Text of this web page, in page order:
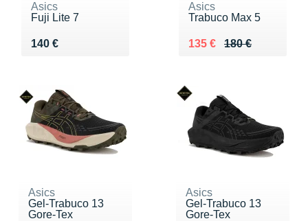
Asics
Fuji Lite 7
140 €
Vendu 140 €
Asics
Trabuco Max 5
180 €
Au lieu de 180 €
135 €
Vendu 135 €
Asics
Gel-Trabuco 13
Gore-Tex
Asics
Gel-Trabuco 13
Gore-Tex